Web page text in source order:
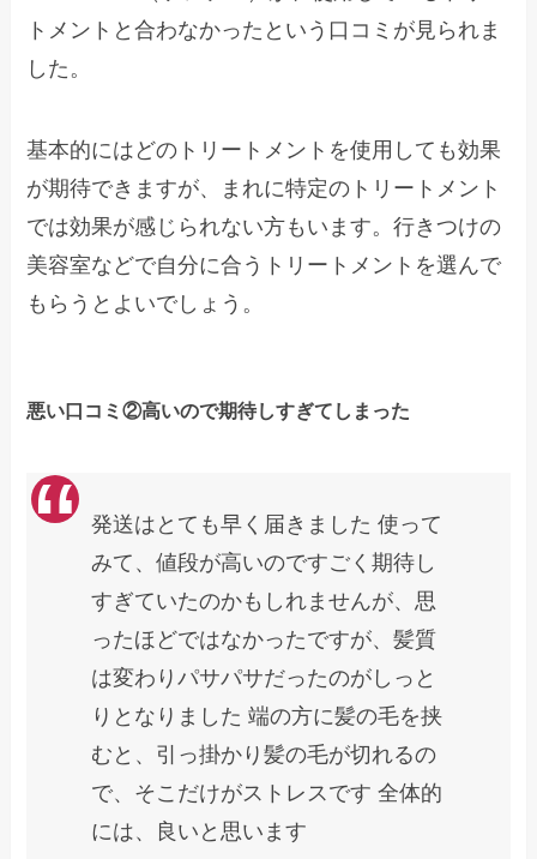
トメントと合わなかったという口コミが見られま
した。
基本的にはどのトリートメントを使用しても効果
が期待できますが、まれに特定のトリートメント
では効果が感じられない方もいます。行きつけの
美容室などで自分に合うトリートメントを選んで
もらうとよいでしょう。
悪い口コミ②高いので期待しすぎてしまった
発送はとても早く届きました 使って
みて、値段が高いのですごく期待し
すぎていたのかもしれませんが、思
ったほどではなかったですが、髪質
は変わりパサパサだったのがしっと
りとなりました 端の方に髪の毛を挟
むと、引っ掛かり髪の毛が切れるの
で、そこだけがストレスです 全体的
には、良いと思います